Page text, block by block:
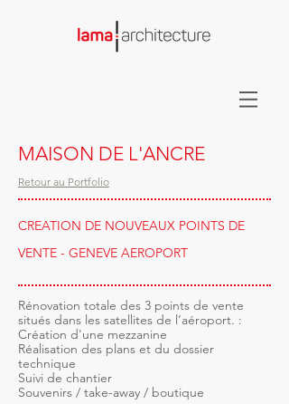
MAISON DE L'ANCRE
Retour au Portfolio
CREATION DE NOUVEAUX POINTS DE
VENTE - GENEVE AEROPORT
Rénovation totale des 3 points de vente
situés dans les satellites de l’aéroport. :
Création d'une mezzanine
Réalisation des plans et du dossier
technique
Suivi de chantier
Souvenirs / take-away / boutique